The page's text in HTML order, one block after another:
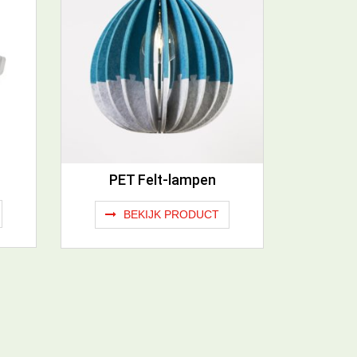
PET Felt-lampen
BEKIJK PRODUCT